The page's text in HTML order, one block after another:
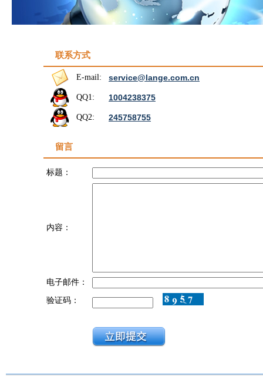
联系方式
E-mail: service@lange.com.cn
QQ1: 1004238375
QQ2: 245758755
留言
标题：
内容：
电子邮件：
验证码：